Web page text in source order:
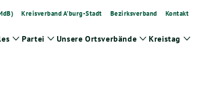
Kreisverband A’burg-Stadt Bezirksverband Kontakt
Zeige
Partei Zeige
Unsere Ortsverbände Zeige
Kreistag
Zeige